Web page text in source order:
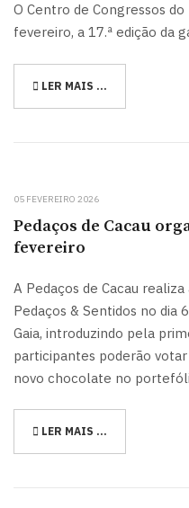
O Centro de Congressos
fevereiro, a 17.ª edição da
LER MAIS …
05 FEVEREIRO 2026
Pedaços de Cacau
fevereiro
A Pedaços de Cacau
Pedaços & Sentidos no dia
Gaia, introduzindo pela
participantes poderão
novo chocolate no
LER MAIS …